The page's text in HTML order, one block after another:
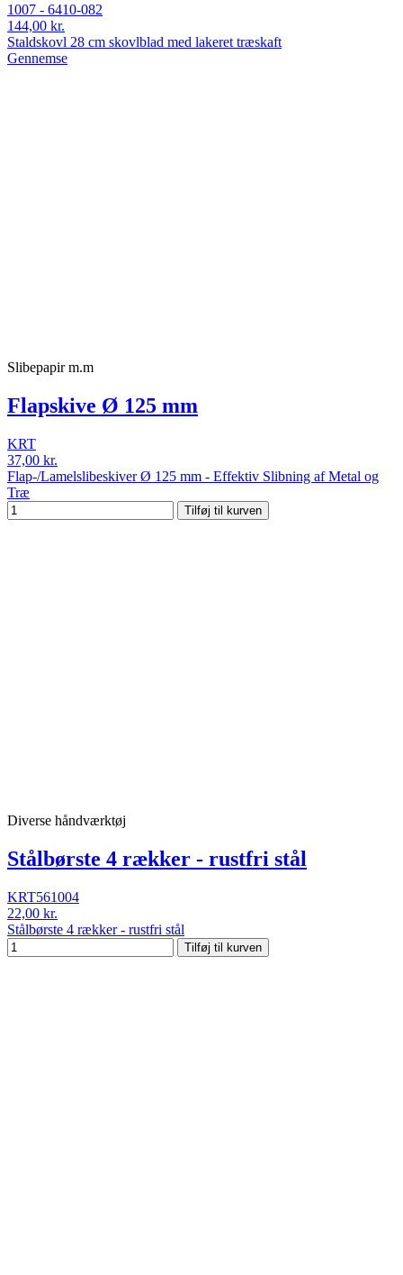
1007 - 6410-082
144,00 kr.
Staldskovl 28 cm skovlblad med lakeret træskaft
Gennemse
Slibepapir m.m
Flapskive Ø 125 mm
KRT
37,00 kr.
Flap-/Lamelslibeskiver Ø 125 mm - Effektiv Slibning af Metal og
Træ
Tilføj til kurven
Diverse håndværktøj
Stålbørste 4 rækker - rustfri stål
KRT561004
22,00 kr.
Stålbørste 4 rækker - rustfri stål
Tilføj til kurven